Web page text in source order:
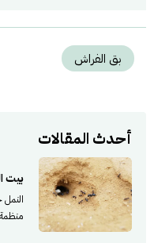
بق الفراش
أحدث المقالات
بيت